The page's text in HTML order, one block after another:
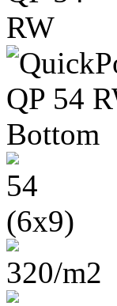
54
(6x9)
320/m2